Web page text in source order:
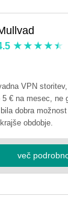
VPN
€ na mesec, ne
dobra
obdobje.
več